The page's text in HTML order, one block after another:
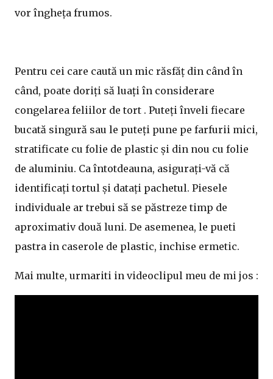
vor îngheța frumos.
Pentru cei care caută un mic răsfăț din când în
când, poate doriți să luați în considerare
congelarea feliilor de tort . Puteți înveli fiecare
bucată singură sau le puteți pune pe farfurii mici,
stratificate cu folie de plastic și din nou cu folie
de aluminiu. Ca întotdeauna, asigurați-vă că
identificați tortul și datați pachetul. Piesele
individuale ar trebui să se păstreze timp de
aproximativ două luni. De asemenea, le pueti
pastra in caserole de plastic, inchise ermetic.
Mai multe, urmariti in videoclipul meu de mi jos :